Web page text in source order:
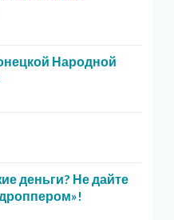
Народной
деньги? Не дайте